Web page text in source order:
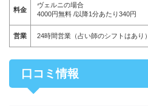
料金
ヴェルニの場合
4000円無料 /以降1分あたり340円
営業 24時間営業（占い師のシフトはあり）
口コミ情報